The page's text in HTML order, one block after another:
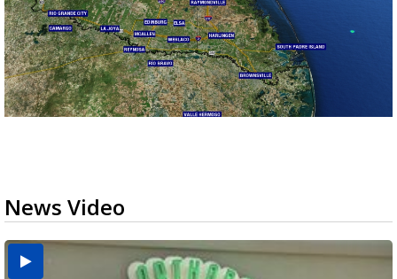
News Video